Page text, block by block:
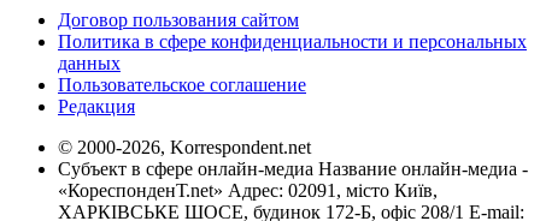
Договор пользования сайтом
Политика в сфере конфиденциальности и персональных
данных
Пользовательское соглашение
Редакция
© 2000-2026, Korrespondent.net
Субъект в сфере онлайн-медиа Название онлайн-медиа -
«КореспонденТ.net» Адрес: 02091, місто Київ,
ХАРКІВСЬКЕ ШОСЕ, будинок 172-Б, офіс 208/1 E-mail: